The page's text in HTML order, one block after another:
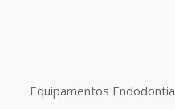
Equipamentos Endodontia